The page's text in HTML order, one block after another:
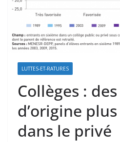
LUTTES-ET-RATURES
Collèges :
d’origine
dans le privé